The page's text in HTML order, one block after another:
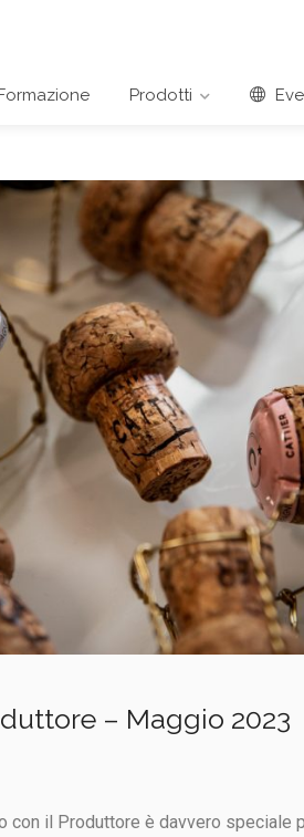
Prodotti
– Maggio 2023
con il Produttore è davvero